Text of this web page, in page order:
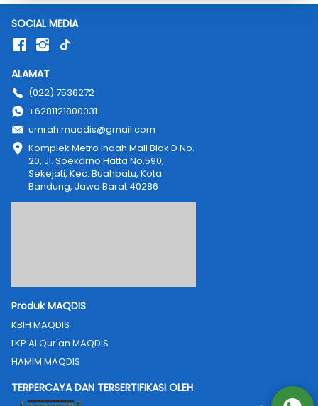
SOCIAL MEDIA
ALAMAT
(022) 7536272
+6281121800031
umrah.maqdis@gmail.com
Komplek Metro Indah Mall Blok D No.
20, Jl. Soekarno Hatta No.590,
Sekejati, Kec. Buahbatu, Kota
Bandung, Jawa Barat 40286
Produk MAQDIS
KBIH MAQDIS
LKP Al Qur'an MAQDIS
HAMIM MAQDIS
TERPERCAYA DAN TERSERTIFIKASI OLEH